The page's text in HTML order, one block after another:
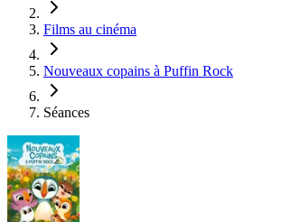
Films au cinéma
Nouveaux copains à Puffin Rock
Séances